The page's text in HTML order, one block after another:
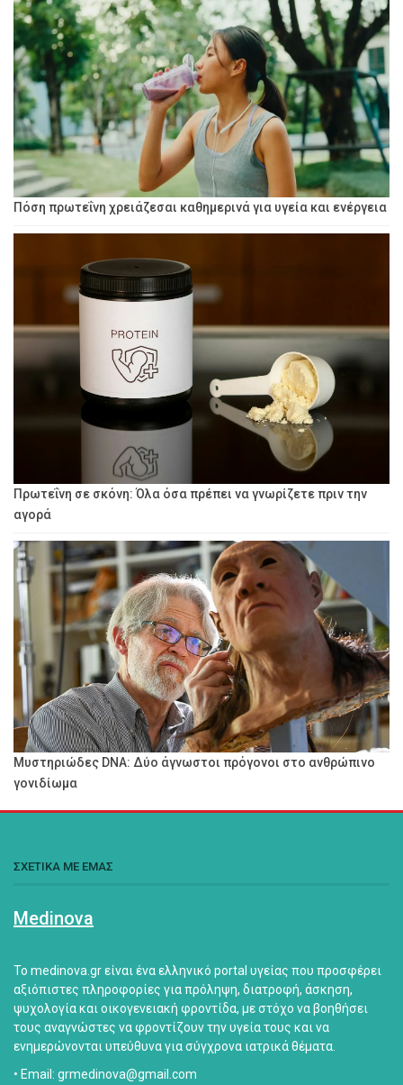
Πόση πρωτεΐνη χρειάζεσαι καθημερινά για υγεία και ενέργεια
Πρωτεΐνη σε σκόνη: Όλα όσα πρέπει να γνωρίζετε πριν την
αγορά
Μυστηριώδες DNA: Δύο άγνωστοι πρόγονοι στο ανθρώπινο
γονιδίωμα
ΣΧΕΤΙΚΑ ΜΕ ΕΜΑΣ
Medinova
Το medinova.gr είναι ένα ελληνικό portal υγείας που προσφέρει
αξιόπιστες πληροφορίες για πρόληψη, διατροφή, άσκηση,
ψυχολογία και οικογενειακή φροντίδα, με στόχο να βοηθήσει
τους αναγνώστες να φροντίζουν την υγεία τους και να
ενημερώνονται υπεύθυνα για σύγχρονα ιατρικά θέματα.
• Email: grmedinova@gmail.com